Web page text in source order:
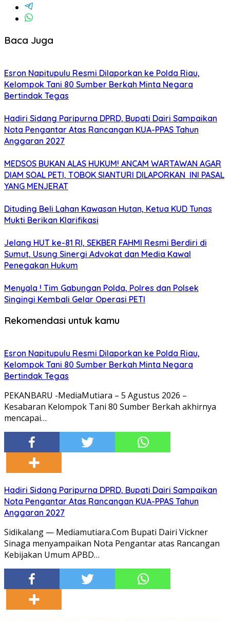
Baca Juga
Esron Napitupulu Resmi Dilaporkan ke Polda Riau,
Kelompok Tani 80 Sumber Berkah Minta Negara
Bertindak Tegas
Hadiri Sidang Paripurna DPRD, Bupati Dairi Sampaikan
Nota Pengantar Atas Rancangan KUA-PPAS Tahun
Anggaran 2027
MEDSOS BUKAN ALAS HUKUM! ANCAM WARTAWAN AGAR
DIAM SOAL PETI, TOBOK SIANTURI DILAPORKAN INI PASAL
YANG MENJERAT
Dituding Beli Lahan Kawasan Hutan, Ketua KUD Tunas
Mukti Berikan Klarifikasi
Jelang HUT ke-81 RI, SEKBER FAHMI Resmi Berdiri di
Sumut, Usung Sinergi Advokat dan Media Kawal
Penegakan Hukum
Menyala ! Tim Gabungan Polda, Polres dan Polsek
Singingi Kembali Gelar Operasi PETI
Rekomendasi untuk kamu
Esron Napitupulu Resmi Dilaporkan ke Polda Riau,
Kelompok Tani 80 Sumber Berkah Minta Negara
Bertindak Tegas
PEKANBARU -MediaMutiara – 5 Agustus 2026 –
Kesabaran Kelompok Tani 80 Sumber Berkah akhirnya
mencapai…
Hadiri Sidang Paripurna DPRD, Bupati Dairi Sampaikan
Nota Pengantar Atas Rancangan KUA-PPAS Tahun
Anggaran 2027
Sidikalang — Mediamutiara.Com Bupati Dairi Vickner
Sinaga menyampaikan Nota Pengantar atas Rancangan
Kebijakan Umum APBD…